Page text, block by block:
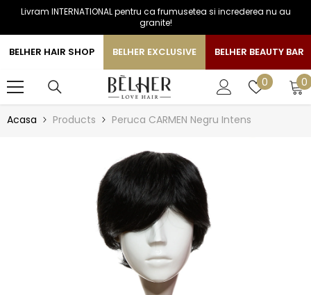
SARI LA CONTINUT
Livram INTERNATIONAL pentru ca frumusetea si increderea nu au
granite!
BELHER HAIR SHOP BELHER EXCLUSIVE BELHER BEAUTY BAR
0 Liste
00
Acasa Products Peruca CARMEN Negru Intens